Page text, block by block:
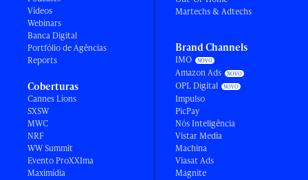
Vídeos
Webinars
Banca Digital
Portfólio de Agências
Reports
Coberturas
Cannes Lions
SXSW
MWC
NRF
WW Summit
Evento ProXXIma
Maximídia
Martechs & Adtechs
Brand Channels
IMO
Amazon Ads
OPL Digital
Impulso
PicPay
Nós Inteligência
Vistar Media
Machina
Viasat Ads
Magnite